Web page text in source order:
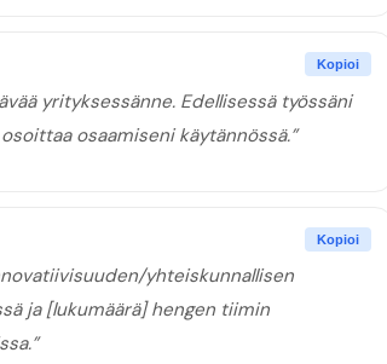
Kopioi
yrityksessänne. Edellisessä työssäni
osaamiseni käytännössä.”
Kopioi
yhteiskunnallisen
ja [lukumäärä] hengen tiimin
”